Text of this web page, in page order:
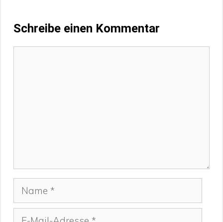
Schreibe einen Kommentar
Name